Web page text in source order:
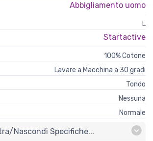
Abbigliamento uomo
L
Startactive
100% Cotone
Lavare a Macchina a 30 gradi
Tondo
Nessuna
Normale
nascondi Specifiche...